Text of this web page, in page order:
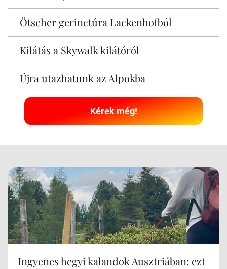
Ötscher gerinctúra Lackenhofból
Kilátás a Skywalk kilátóról
Újra utazhatunk az Alpokba
Kérek még!
Ingyenes hegyi kalandok Ausztriában: ezt